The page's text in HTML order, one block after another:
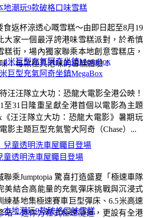
地潮玩9款破格口味雪糕
食返杯涼透心嘅雪糕～由即日起至8月19
大家一個最浮誇港味雪糕派對，於希慎
糕街，場內獨家聯乘本地創意雪糕店，
！每款極具港味的雪糕體驗！
童透明洗車屋矚目登場
聯乘Jumptopia 驚喜打造盛夏「極速車隊
美結合高能量的充氣彈床挑戰與沉浸式
練基地集極速賽車巨型彈床、6.5米高速
站、迷你方程式極速隧道，更設有全港
巨型充氣阿奇坐鎮MegaBox
汪汪隊立大功：恐龍大電影全港公映！
至31日隆重呈獻全港首個以電影為主題
《汪汪隊立大功：恐龍大電影》暑期玩
影主題巨型充氣警犬阿奇（Chase）...